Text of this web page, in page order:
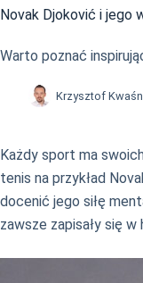
Novak Djoković i jego
Warto poznać
Krzysztof
Każdy sport ma
tenis na przykład
docenić jego siłę
zawsze zapisały się